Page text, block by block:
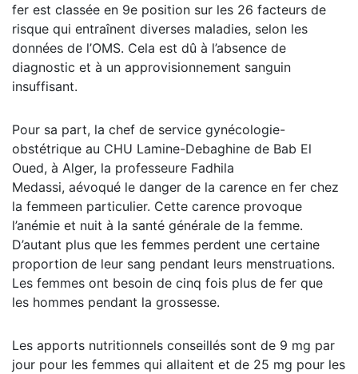
fer est classée en 9e position sur les 26 facteurs de
risque qui entraînent diverses maladies, selon les
données de l’OMS. Cela est dû à l’absence de
diagnostic et à un approvisionnement sanguin
insuffisant.
Pour sa part, la chef de service gynécologie-
obstétrique au CHU Lamine-Debaghine de Bab El
Oued, à Alger, la professeure Fadhila
Medassi, aévoqué le danger de la carence en fer chez
la femmeen particulier. Cette carence provoque
l’anémie et nuit à la santé générale de la femme.
D’autant plus que les femmes perdent une certaine
proportion de leur sang pendant leurs menstruations.
Les femmes ont besoin de cinq fois plus de fer que
les hommes pendant la grossesse.
Les apports nutritionnels conseillés sont de 9 mg par
jour pour les femmes qui allaitent et de 25 mg pour les